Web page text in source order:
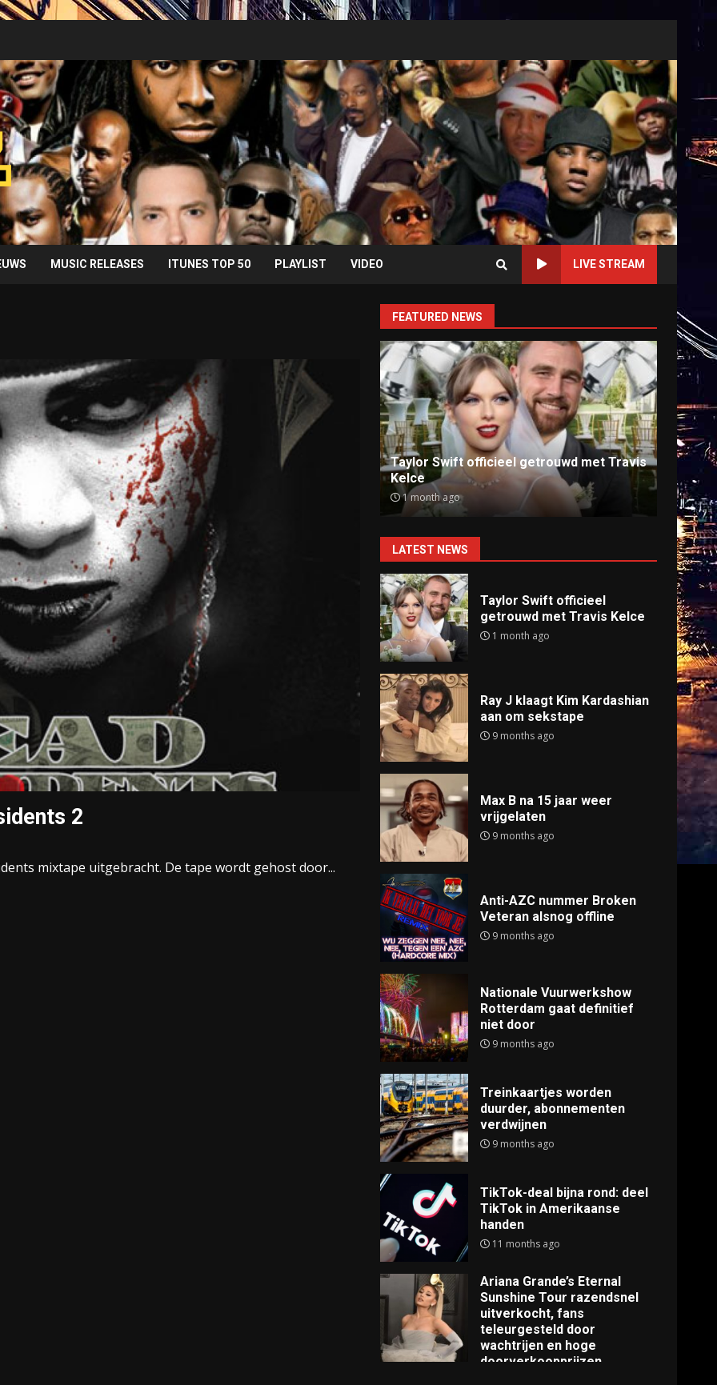
MUSIC RELEASES ITUNES TOP 50 PLAYLIST VIDEO LIVE STREAM
2
mixtape uitgebracht. De tape wordt gehost door...
FEATURED NEWS
Taylor Swift officieel getrouwd met Travis
Kelce
1 month ago
Ray J klaagt Kim Kardashian aan om
sekstape
9 months ago
Anti-
9
LATEST NEWS
Taylor Swift officieel
getrouwd met Travis Kelce
1 month ago
Ray J klaagt Kim Kardashian
aan om sekstape
9 months ago
Max B na 15 jaar weer
vrijgelaten
9 months ago
Anti-AZC nummer Broken
Veteran alsnog offline
9 months ago
Nationale Vuurwerkshow
Rotterdam gaat definitief
niet door
9 months ago
Treinkaartjes worden
duurder, abonnementen
verdwijnen
9 months ago
TikTok-deal bijna rond: deel
TikTok in Amerikaanse
handen
11 months ago
Ariana Grande’s Eternal
Sunshine Tour razendsnel
uitverkocht, fans
teleurgesteld door
wachtrijen en hoge
doorverkoopprijzen